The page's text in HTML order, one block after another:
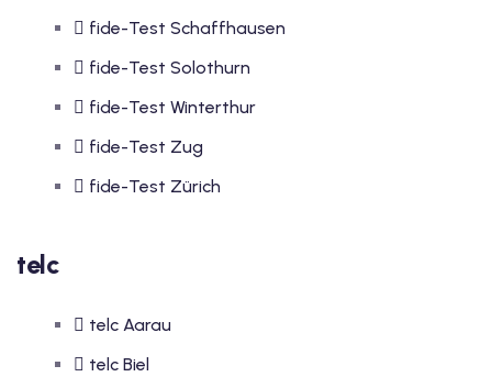
fide-Test Schaffhausen
fide-Test Solothurn
fide-Test Winterthur
fide-Test Zug
fide-Test Zürich
telc
telc Aarau
telc Biel